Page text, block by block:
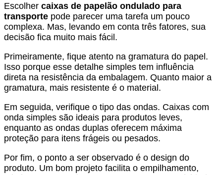
Escolher caixas de papelão ondulado para
transporte pode parecer uma tarefa um pouco
complexa. Mas, levando em conta três fatores, sua
decisão fica muito mais fácil.
Primeiramente, fique atento na gramatura do papel.
Isso porque esse detalhe simples tem influência
direta na resistência da embalagem. Quanto maior a
gramatura, mais resistente é o material.
Em seguida, verifique o tipo das ondas. Caixas com
onda simples são ideais para produtos leves,
enquanto as ondas duplas oferecem máxima
proteção para itens frágeis ou pesados.
Por fim, o ponto a ser observado é o design do
produto. Um bom projeto facilita o empilhamento,